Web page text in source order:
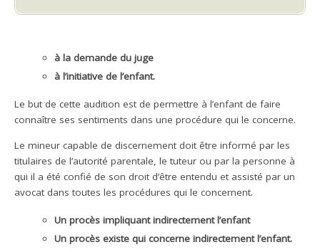
à la demande du juge
à l’initiative de l’enfant.
Le but de cette audition est de permettre à l’enfant de faire
connaître ses sentiments dans une procédure qui le concerne.
Le mineur capable de discernement doit être informé par les
titulaires de l’autorité parentale, le tuteur ou par la personne à
qui il a été confié de son droit d’être entendu et assisté par un
avocat dans toutes les procédures qui le concernent.
Un procès impliquant indirectement l’enfant
Un procès existe qui concerne indirectement l’enfant.